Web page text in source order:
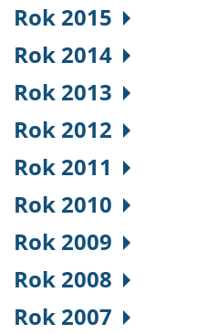
Rok 2015
Rok 2014
Rok 2013
Rok 2012
Rok 2011
Rok 2010
Rok 2009
Rok 2008
Rok 2007